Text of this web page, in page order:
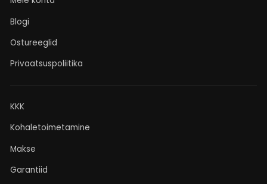
Blogi
Ostureeglid
Privaatsuspoliitika
KKK
Kohaletoimetamine
Makse
Garantiid